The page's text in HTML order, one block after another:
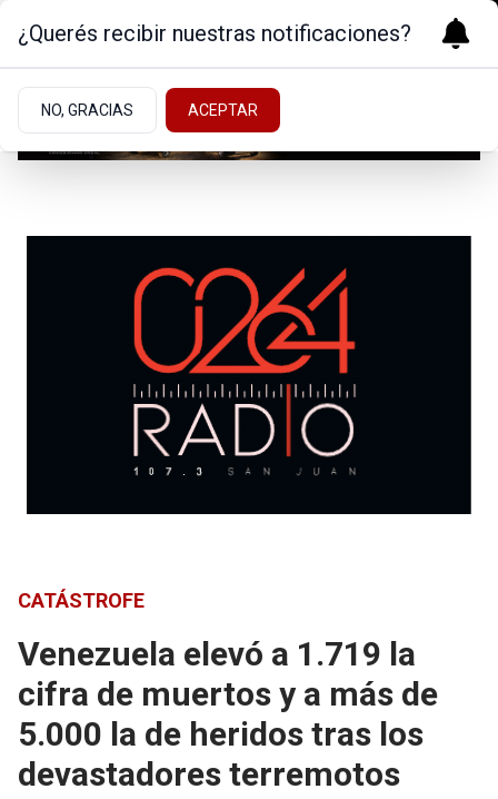
CATÁSTROFE
Venezuela elevó a 1.719 la
cifra de muertos y a más de
5.000 la de heridos tras los
devastadores terremotos
¿Querés recibir nuestras notificaciones?
NO, GRACIAS ACEPTAR